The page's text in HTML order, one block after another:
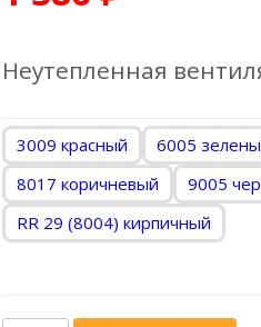
Неутепленная
3009 красный 6005
8017 коричневый
9005
RR 29 (8004) кирпичный